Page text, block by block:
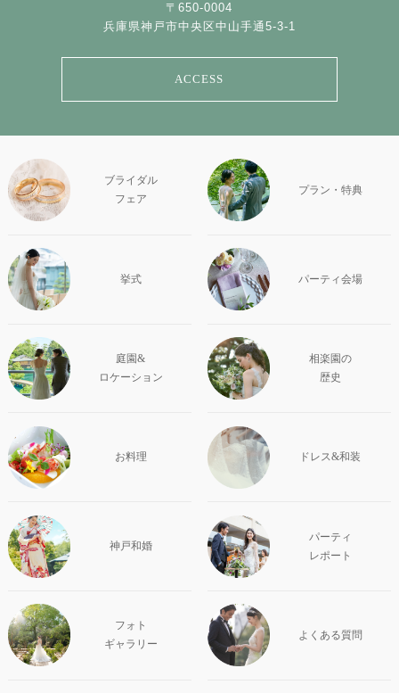
〒650-0004
兵庫県神戸市中央区中山手通5-3-1
ACCESS
ブライダル
フェア
プラン・特典
挙式 パーティ会場
庭園&
ロケーション
相楽園の
歴史
お料理 ドレス&和装
神戸和婚
パーティ
レポート
フォト
ギャラリー
よくある質問